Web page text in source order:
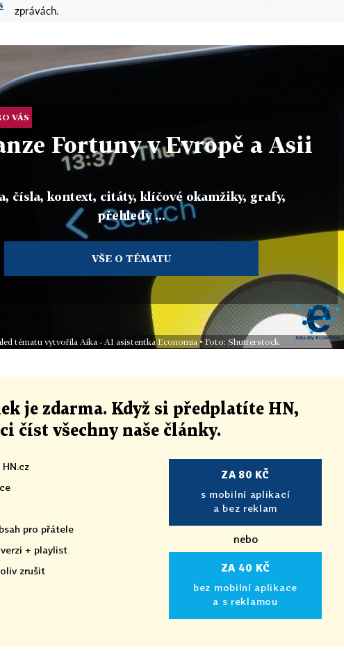
zprávách.
VÁS
Fortuny v Evropě a Asii
čísla, kontext, citáty, klíčové okamžiky, grafy,
přehledy ...
VŠE O TÉMATU
tématu vytvořila Aika - AI asistentka Economia • Foto: Shutterstock
je zdarma. Když si předplatíte HN,
číst všechny naše články.
pro přátele
+ playlist
zrušit
ZA 80 KČ
s mobilní aplikací
a bez reklam
nebo
ZA 40 KČ
bez mobilní aplikace
a s reklamou